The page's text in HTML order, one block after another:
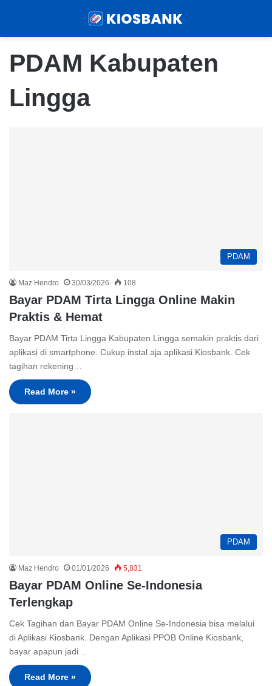
PDAM Kabupaten
Lingga
PDAM
Maz Hendro 30/03/2026 108
Bayar PDAM Tirta Lingga Online Makin
Praktis & Hemat
Bayar PDAM Tirta Lingga Kabupaten Lingga semakin praktis dari
aplikasi di smartphone. Cukup instal aja aplikasi Kiosbank. Cek
tagihan rekening…
Read More »
PDAM
Maz Hendro 01/01/2026 5,831
Bayar PDAM Online Se-Indonesia
Terlengkap
Cek Tagihan dan Bayar PDAM Online Se-Indonesia bisa melalui
di Aplikasi Kiosbank. Dengan Aplikasi PPOB Online Kiosbank,
bayar apapun jadi…
Read More »